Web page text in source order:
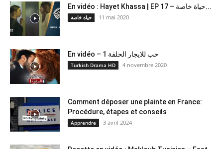
En vidéo : Hayet Khassa | EP 17 – حياة خاصة...
حياة خاصة 11 mai 2020
En vidéo – حب للايجار الحلقة 1
Turkish Drama HD 4 novembre 2020
Comment déposer une plainte en France:
Procédure, étapes et conseils
Apprendre 3 avril 2024